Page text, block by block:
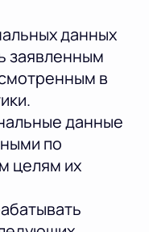
данных
заявленным
в
данные
по
целям их